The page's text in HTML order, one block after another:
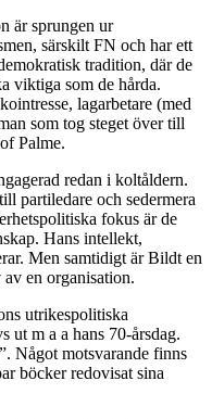
är sprungen ur
särskilt FN och har ett
tradition, där de
viktiga som de hårda.
lagarbetare (med
som tog steget över till
Palme.
redan i koltåldern.
partiledare och sedermera
fokus är de
Hans intellekt,
Men samtidigt är Bildt en
av en organisation.
utrikespolitiska
ut m a a hans 70-årsdag.
Något motsvarande finns
böcker redovisat sina